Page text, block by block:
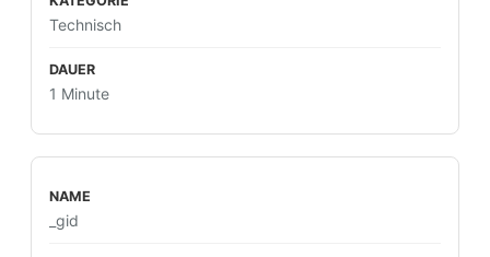
Technisch
1 Minute
_gid